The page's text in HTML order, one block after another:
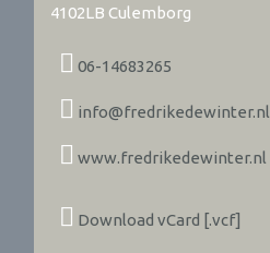
4102LB Culemborg
06-14683265
info@fredrikedewinter.nl
www.fredrikedewinter.nl
Download vCard [.vcf]